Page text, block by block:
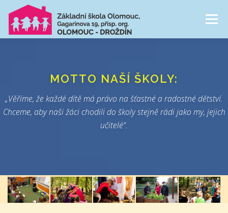
Přeskočit
obsah
Menu
CESTA ŠKOLNÍM ROKEM FOTOGALERIE
MOTTO NAŠÍ ŠKOLY:
„Věříme, že každé dítě má právo na šťastné a radostné dětství.
Chceme, aby naši žáci chodili do školy stejně rádi jako my, jejich
učitelé“.